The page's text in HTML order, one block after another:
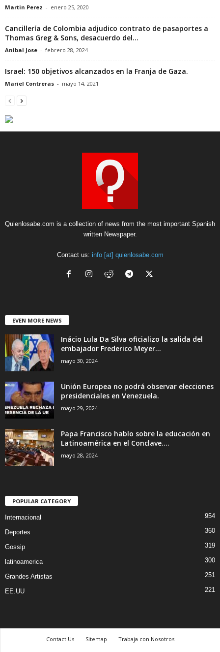
Martin Perez - enero 25, 2020
Cancillería de Colombia adjudico contrato de pasaportes a
Thomas Greg & Sons, desacuerdo del...
Anibal Jose - febrero 28, 2024
Israel: 150 objetivos alcanzados en la Franja de Gaza.
Mariel Contreras - mayo 14, 2021
Quienlosabe.com is a collection of news from the most important Spanish
written Newspaper.
Contact us: info [at] quienlosabe.com
EVEN MORE NEWS
Inácio Lula Da Silva oficializo la salida del
embajador Frederico Meyer...
mayo 30, 2024
Unión Europea no podrá observar elecciones
presidenciales en Venezuela.
mayo 29, 2024
Papa Francisco hablo sobre la educación en
Latinoamérica en el Conclave....
mayo 28, 2024
POPULAR CATEGORY
Internacional 954
Deportes 360
Gossip 319
latinoamerica 300
Grandes Artistas 251
EE.UU 221
Contact Us Sitemap
Trabaja con Nosotros